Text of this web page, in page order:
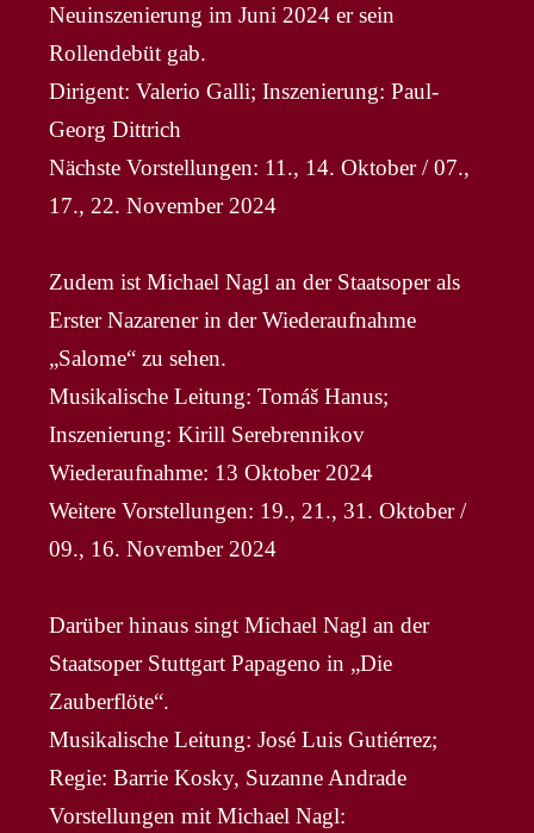
Neuinszenierung im Juni 2024 er sein
Rollendebüt gab.
Dirigent: Valerio Galli; Inszenierung: Paul-
Georg Dittrich
Nächste Vorstellungen: 11., 14. Oktober / 07.,
17., 22. November 2024
Zudem ist Michael Nagl an der Staatsoper als
Erster Nazarener in der Wiederaufnahme
„Salome“ zu sehen.
Musikalische Leitung: Tomáš Hanus;
Inszenierung: Kirill Serebrennikov
Wiederaufnahme: 13 Oktober 2024
Weitere Vorstellungen: 19., 21., 31. Oktober /
09., 16. November 2024
Darüber hinaus singt Michael Nagl an der
Staatsoper Stuttgart Papageno in „Die
Zauberflöte“.
Musikalische Leitung: José Luis Gutiérrez;
Regie: Barrie Kosky, Suzanne Andrade
Vorstellungen mit Michael Nagl: